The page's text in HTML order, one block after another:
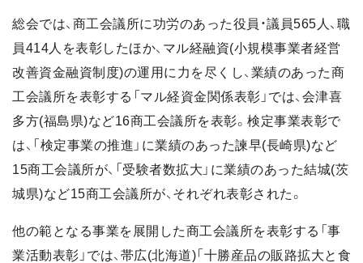
総会では、商工会議所に功労のあった役員・議員565人、職
員414人を表彰したほか、マル経融資(小規模事業者経営
改善資金融資制度)の運用に力を尽くし、業績のあった商
工会議所を表彰する「マル経資金関係表彰」では、会津喜
多方(福島県)など16商工会議所を表彰。検定事業表彰で
は、「検定事業の推進」に業績のあった諫早(長崎県)など
15商工会議所が、「受験者数拡大」に業績のあった結城(茨
城県)など15商工会議所が、それぞれ表彰された。
他の範となる事業を展開した商工会議所を表彰する「事
業活動表彰」では、帯広(北海道)「十勝産品の販路拡大と食